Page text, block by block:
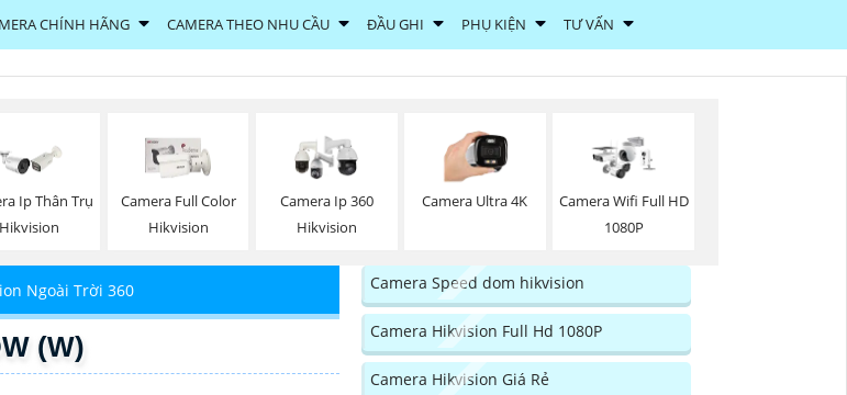
CHÍNH HÃNG CAMERA THEO NHU CẦU ĐẦU GHI PHỤ KIỆN TƯ VẤN
Ip Thân Trụ
Hikvision
Camera Full Color
Hikvision
Camera Ip 360
Hikvision
Camera Ultra 4K
Camera Wifi Full HD
1080P
Ngoài Trời 360
(W)
Camera Speed dom hikvision
Camera Hikvision Full Hd 1080P
Camera Hikvision Giá Rẻ